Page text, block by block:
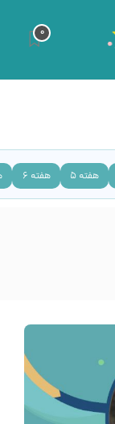
0
هفته 5 هفته 6